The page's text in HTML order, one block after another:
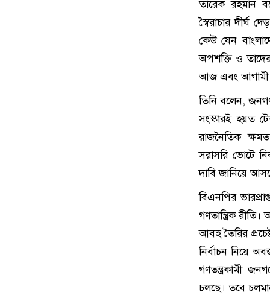
তারেক রহমান
স্বৈরাচার দীর্ঘ
কেউ যেন
অপশক্তি ও
আজ এবং আগামী
তিনি বলেন,
সংস্কারই হয়ত
রাজনৈতিক
সরাসরি ভোটে
দাবি জানিয়ে
বিএনপির
গণতান্ত্রিক
আবহ তৈরির
নির্বাচন নিয়ে
গণতন্ত্রকামী
চলছে। তবে